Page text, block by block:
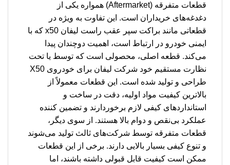
قطعات متفرقه (Aftermarket) همواره یکی از
دغدغه‌های خریداران است. این تفاوت به ویژه در
قطعاتی مانند براکت سپر عقب راست لیفان x50 که با
ایمنی خودرو در ارتباط است، اهمیت دوچندان پیدا
می‌کند. قطعه اصلی، محصولی است که توسط یا تحت
نظارت مستقیم خود شرکت لیفان برای خودروی X50
طراحی و تولید شده است. این قطعات معمولاً از
بالاترین کیفیت مواد اولیه، دقت در ساخت و
استانداردهای کیفی لازم برخوردارند و تضمین کننده
عملکرد بی‌نقص و دوام بالا هستند. از سوی دیگر،
قطعات متفرقه توسط شرکت‌های ثالث تولید می‌شوند
و تنوع کیفی بسیار بالایی دارند. برخی از این قطعات
ممکن است کیفیت قابل قبولی داشته باشند، اما